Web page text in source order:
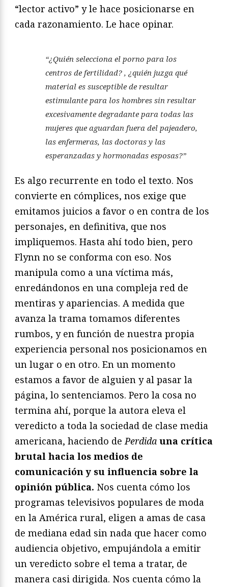
“lector activo” y le hace posicionarse en
cada razonamiento. Le hace opinar.
“¿Quién selecciona el porno para los
centros de fertilidad? , ¿quién juzga qué
material es susceptible de resultar
estimulante para los hombres sin resultar
excesivamente degradante para todas las
mujeres que aguardan fuera del pajeadero,
las enfermeras, las doctoras y las
esperanzadas y hormonadas esposas?”
Es algo recurrente en todo el texto. Nos
convierte en cómplices, nos exige que
emitamos juicios a favor o en contra de los
personajes, en definitiva, que nos
impliquemos. Hasta ahí todo bien, pero
Flynn no se conforma con eso. Nos
manipula como a una víctima más,
enredándonos en una compleja red de
mentiras y apariencias. A medida que
avanza la trama tomamos diferentes
rumbos, y en función de nuestra propia
experiencia personal nos posicionamos en
un lugar o en otro. En un momento
estamos a favor de alguien y al pasar la
página, lo sentenciamos. Pero la cosa no
termina ahí, porque la autora eleva el
veredicto a toda la sociedad de clase media
americana, haciendo de Perdida una crítica
brutal hacia los medios de
comunicación y su influencia sobre la
opinión pública. Nos cuenta cómo los
programas televisivos populares de moda
en la América rural, eligen a amas de casa
de mediana edad sin nada que hacer como
audiencia objetivo, empujándola a emitir
un veredicto sobre el tema a tratar, de
manera casi dirigida. Nos cuenta cómo la